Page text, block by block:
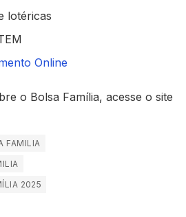
lotéricas
Online
o Bolsa Família, acesse o site
FAMILIA
2025